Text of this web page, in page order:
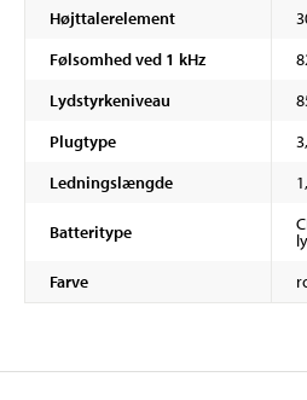
Højttalerelement
Følsomhed ved 1 kHz
Lydstyrkeniveau
Plugtype
Ledningslængde
Batteritype
Farve